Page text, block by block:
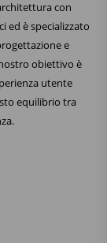
con
ed è specializzato
e
obiettivo è
utente
equilibrio tra